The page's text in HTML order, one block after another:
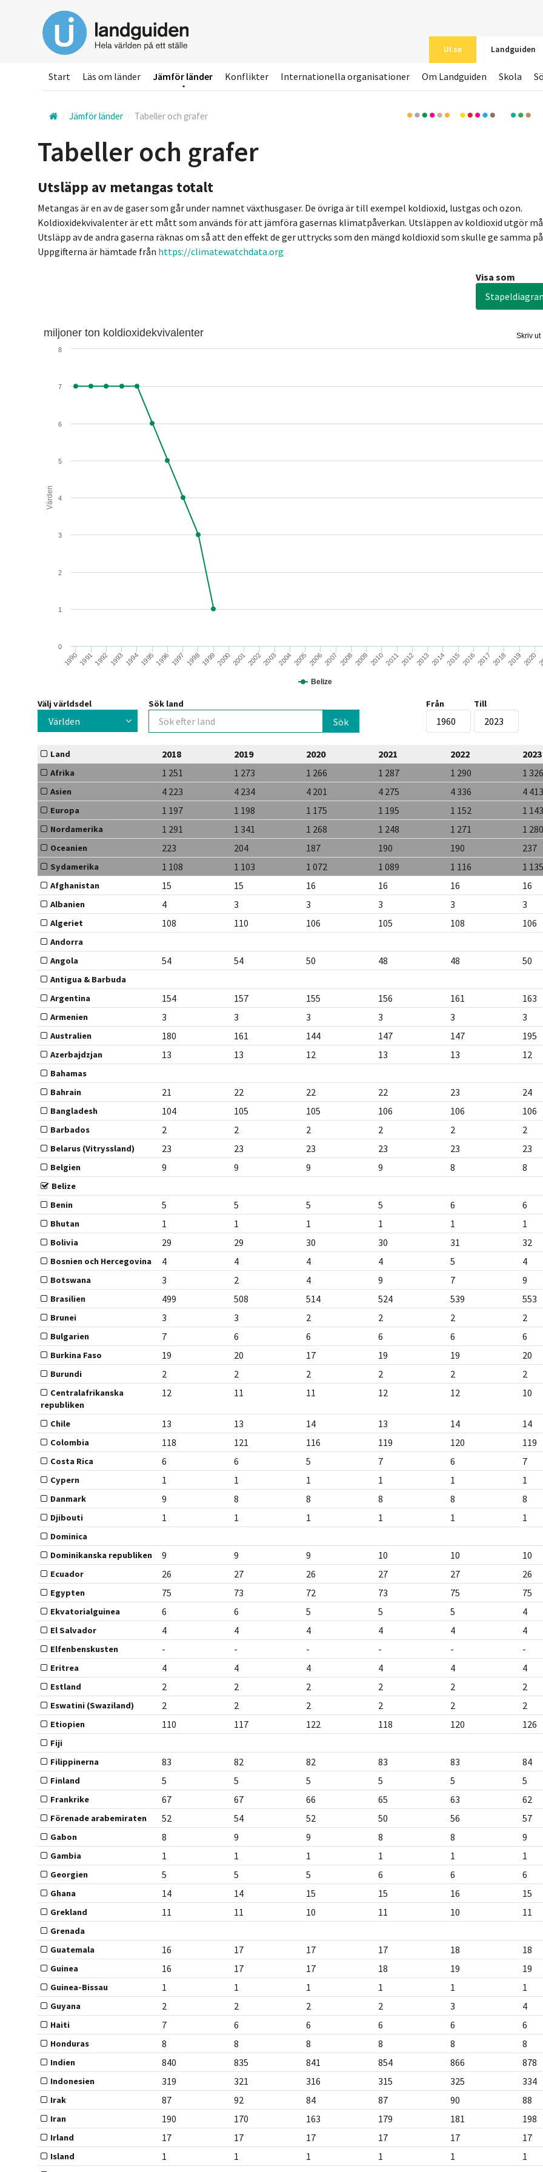
huvudinnehållet
UI.se Landguiden
Start Läs om länder Jämför länder Konflikter Internationella organisationer Om Landguiden Skola
Jämför länder Tabeller och grafer
Tabeller och grafer
Utsläpp av metangas totalt
Metangas är en av de gaser som går under namnet växthusgaser. De övriga är till exempel koldioxid, lustgas och ozon.
Koldioxidekvivalenter är ett mått som används för att jämföra gasernas klimatpåverkan. Utsläppen av koldioxid utgör
Utsläpp av de andra gaserna räknas om så att den effekt de ger uttrycks som den mängd koldioxid som skulle ge samma
Uppgifterna är hämtade från https://climatewatchdata.org
Visa som
Skriv ut
Värden
miljoner ton koldioxidekvivalenter
Belize
1990199119921993 199419951996 1997 199819992000 2001200220032004 2005 20062007 2008 2009 2010201120122013 20142015 2016 2017 20182019 2020
0
1
2
3
4
5
6
7
8
Välj världsdel
Världen
Sök land Från Till
Land 2018 2019 2020 2021 2022 2023
Afrika 1 251 1 273 1 266 1 287 1 290 1 326
Asien 4 223 4 234 4 201 4 275 4 336 4 413
Europa 1 197 1 198 1 175 1 195 1 152 1 143
Nordamerika 1 291 1 341 1 268 1 248 1 271 1 280
Oceanien 223 204 187 190 190 237
Sydamerika 1 108 1 103 1 072 1 089 1 116 1 135
Afghanistan 15 15 16 16 16 16
Albanien 4 3 3 3 3 3
Algeriet 108 110 106 105 108 106
Andorra
Angola
54 54 50 48 48 50
Antigua & Barbuda
Argentina
154 157 155 156 161 163
Armenien 3 3 3 3 3 3
Australien 180 161 144 147 147 195
Azerbajdzjan 13 13 12 13 13 12
Bahamas
Bahrain
21 22 22 22 23 24
Bangladesh 104 105 105 106 106 106
Barbados 2 2 2 2 2 2
Belarus (Vitryssland) 23 23 23 23 23 23
Belgien 9 9 9 9 8 8
Belize
Benin
5 5 5 5 6 6
Bhutan 1 1 1 1 1 1
Bolivia 29 29 30 30 31 32
Bosnien och Hercegovina 4 4 4 4 5 4
Botswana 3 2 4 9 7 9
Brasilien 499 508 514 524 539 553
Brunei 3 3 2 2 2 2
Bulgarien 7 6 6 6 6 6
Burkina Faso 19 20 17 19 19 20
Burundi 2 2 2 2 2 2
Centralafrikanska
republiken
12 11 11 12 12 10
Chile 13 13 14 13 14 14
Colombia 118 121 116 119 120 119
Costa Rica 6 6 5 7 6 7
Cypern 1 1 1 1 1 1
Danmark 9 8 8 8 8 8
Djibouti 1 1 1 1 1 1
Dominica
Dominikanska republiken
9 9 9 10 10 10
Ecuador 26 27 26 27 27 26
Egypten 75 73 72 73 75 75
Ekvatorialguinea 6 6 5 5 5 4
El Salvador 4 4 4 4 4 4
Elfenbenskusten - - - - - -
Eritrea 4 4 4 4 4 4
Estland 2 2 2 2 2 2
Eswatini (Swaziland) 2 2 2 2 2 2
Etiopien 110 117 122 118 120 126
Fiji
Filippinerna
83 82 82 83 83 84
Finland 5 5 5 5 5 5
Frankrike 67 67 66 65 63 62
Förenade arabemiraten 52 54 52 50 56 57
Gabon 8 9 9 8 8 9
Gambia 1 1 1 1 1 1
Georgien 5 5 5 6 6 6
Ghana 14 14 15 15 16 15
Grekland 11 11 10 11 10 11
Grenada
Guatemala
16 17 17 17 18 18
Guinea 16 17 17 18 19 19
Guinea-Bissau 1 1 1 1 1 1
Guyana 2 2 2 2 3 4
Haiti 7 6 6 6 6 6
Honduras 8 8 8 8 8 8
Indien 840 835 841 854 866 878
Indonesien 319 321 316 315 325 334
Irak 87 92 84 87 90 88
Iran 190 170 163 179 181 198
Irland 17 17 17 17 17 17
Island 1 1 1 1 1 1